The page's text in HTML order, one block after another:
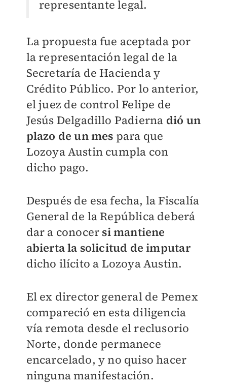
representante legal.
La propuesta fue aceptada por
la representación legal de la
Secretaría de Hacienda y
Crédito Público. Por lo anterior,
el juez de control Felipe de
Jesús Delgadillo Padierna dió un
plazo de un mes para que
Lozoya Austin cumpla con
dicho pago.
Después de esa fecha, la Fiscalía
General de la República deberá
dar a conocer si mantiene
abierta la solicitud de imputar
dicho ilícito a Lozoya Austin.
El ex director general de Pemex
compareció en esta diligencia
vía remota desde el reclusorio
Norte, donde permanece
encarcelado, y no quiso hacer
ninguna manifestación.